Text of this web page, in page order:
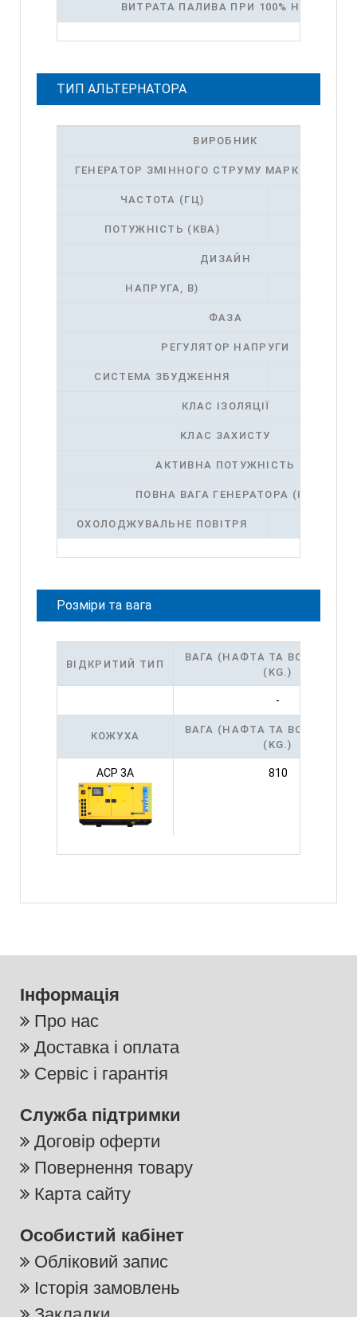
ВИТРАТА ПАЛИВА ПРИ 100%
ТИП АЛЬТЕРНАТОРА
ВИРОБНИК
ГЕНЕРАТОР ЗМІННОГО СТРУМУ МАРКИ ТА
ЧАСТОТА (ГЦ)
ПОТУЖНІСТЬ (КВА)
ДИЗАЙН
НАПРУГА, В)
ФАЗА
РЕГУЛЯТОР НАПРУГИ
СИСТЕМА ЗБУДЖЕННЯ
КЛАС ІЗОЛЯЦІЇ
КЛАС ЗАХИСТУ
АКТИВНА ПОТУЖНІСТЬ
ПОВНА ВАГА ГЕНЕРАТОРА (КГ)
ОХОЛОДЖУВАЛЬНЕ ПОВІТРЯ
Розміри та вага
ВІДКРИТИЙ ТИП
ВАГА (НАФТА ТА ВОДА
(KG.)
-
КОЖУХА
ВАГА (НАФТА ТА ВОДА
(KG.)
ACP 3A 810
Інформація
Про нас
Доставка і оплата
Сервіс і гарантія
Служба підтримки
Договір оферти
Повернення товару
Карта сайту
Особистий кабінет
Обліковий запис
Історія замовлень